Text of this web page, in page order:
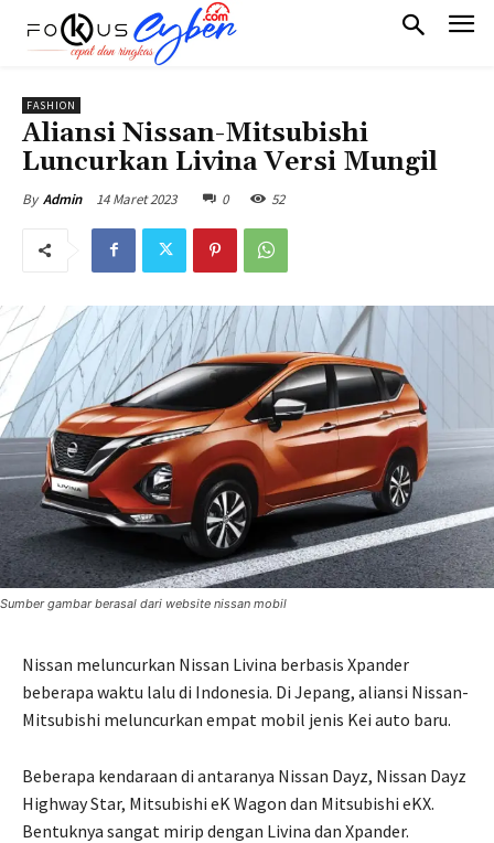
FASHION
Aliansi Nissan-Mitsubishi
Luncurkan Livina Versi Mungil
By Admin 14 Maret 2023 0 52
Sumber gambar berasal dari website nissan mobil
Nissan meluncurkan Nissan Livina berbasis Xpander
beberapa waktu lalu di Indonesia. Di Jepang, aliansi Nissan-
Mitsubishi meluncurkan empat mobil jenis Kei auto baru.
Beberapa kendaraan di antaranya Nissan Dayz, Nissan Dayz
Highway Star, Mitsubishi eK Wagon dan Mitsubishi eKX.
Bentuknya sangat mirip dengan Livina dan Xpander.